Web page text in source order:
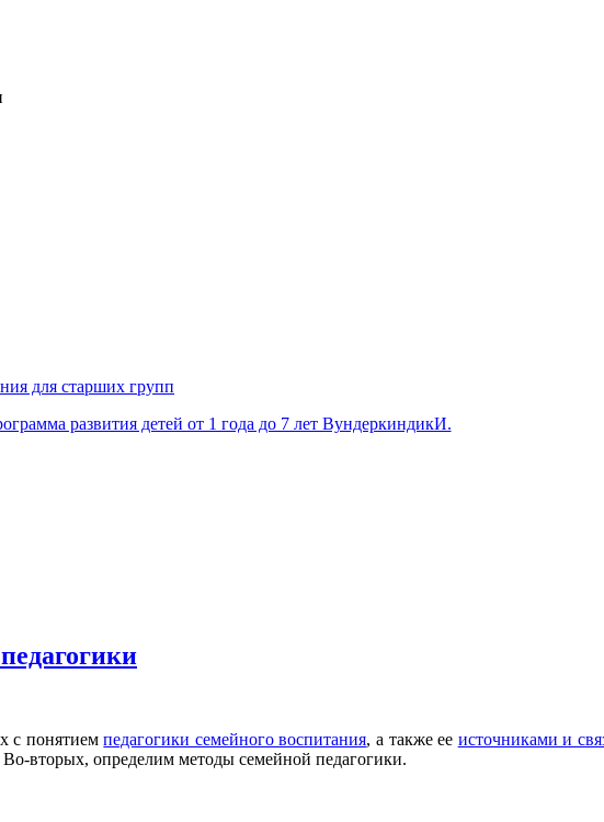
для старших групп
с понятиемпедагогики семейного воспитания, а также ее источниками и
вторых, определим методы семейной педагогики.